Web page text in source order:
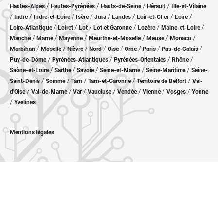
Hautes-Alpes/ Hautes-Pyrénées / Hauts-de-Seine/ Hérault / Ille-et-Vilaine
/ Indre/ Indre-et-Loire/ Isère/ Jura / Landes / Loir-et-Cher/ Loire/
Loire-Atlantique/ Loiret / Lot/ Lot et Garonne/ Lozère / Maine-et-Loire/
Manche/ Marne/ Mayenne/ Meurthe-et-Moselle/ Meuse/ Monaco /
Morbihan/ Moselle/ Nièvre / Nord/ Oise / Orne/Paris / Pas-de-Calais /
Puy-de-Dôme/ Pyrénées-Atlantiques / Pyrénées-Orientales / Rhône/
Saône-et-Loire/ Sarthe/ Savoie/ Seine-et-Marne/ Seine-Maritime/ Seine-
Saint-Denis /Somme/ Tarn / Tarn-et-Garonne/Territoire de Belfort / Val-
d'Oise/ Val-de-Marne/Var/Vaucluse/ Vendée/ Vienne/ Vosges / Yonne
/ Yvelines
Mentions légales